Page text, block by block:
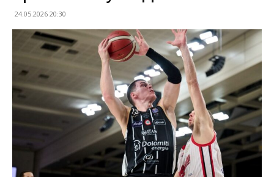
24.05.2026 20:30